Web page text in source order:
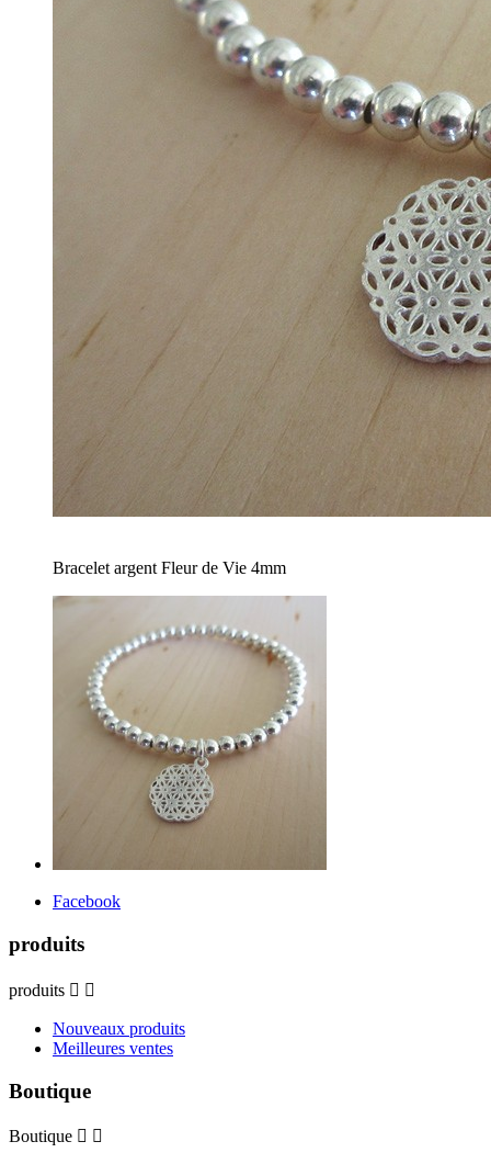
Bracelet argent Fleur de Vie 4mm
Facebook
produits
produits  
Nouveaux produits
Meilleures ventes
Boutique
Boutique  